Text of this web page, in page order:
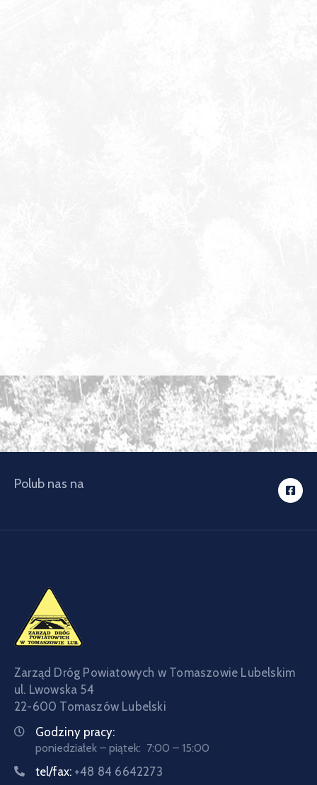
Polub nas na
Zarząd Dróg Powiatowych w Tomaszowie Lubelskim
ul. Lwowska 54
22-600 Tomaszów Lubelski
Godziny pracy:
poniedziałek – piątek: 7:00 – 15:00
tel/fax: +48 84 6642273